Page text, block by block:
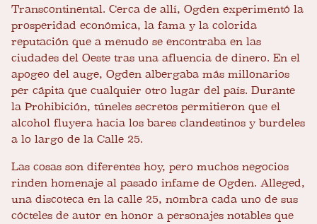
Transcontinental. Cerca de allí, Ogden experimentó la
prosperidad económica, la fama y la colorida
reputación que a menudo se encontraba en las
ciudades del Oeste tras una afluencia de dinero. En el
apogeo del auge, Ogden albergaba más millonarios
per cápita que cualquier otro lugar del país. Durante
la Prohibición, túneles secretos permitieron que el
alcohol fluyera hacia los bares clandestinos y burdeles
a lo largo de la Calle 25.
Las cosas son diferentes hoy, pero muchos negocios
rinden homenaje al pasado infame de Ogden. Alleged,
una discoteca en la calle 25, nombra cada uno de sus
cócteles de autor en honor a personajes notables que